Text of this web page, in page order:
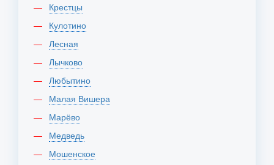
Крестцы
Кулотино
Лесная
Лычково
Любытино
Малая Вишера
Марёво
Медведь
Мошенское